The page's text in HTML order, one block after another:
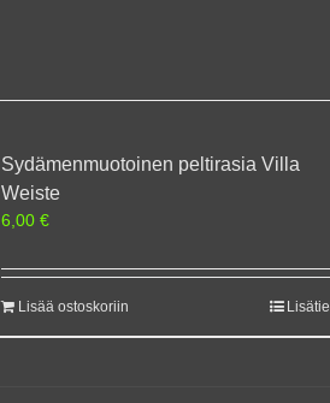
Sydämenmuotoinen peltirasia Villa
Weiste
6,00€
Lisää ostoskoriin